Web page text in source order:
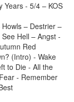
Years - 5/4 – KOS
– Destrier –
Hell – Angst -
Red
(Intro) - Wake
to Die - All the
- Remember